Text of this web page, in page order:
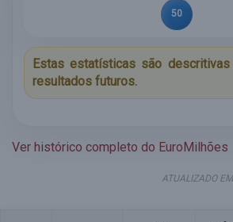
50
Estas estatísticas são
resultados futuros.
Ver histórico completo do EuroMilhões
ATUALIZADO